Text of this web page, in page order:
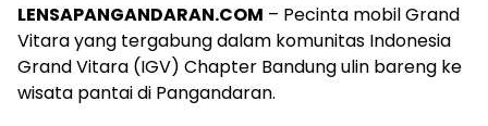
LENSAPANGANDARAN.COM – Pecinta mobil Grand
Vitara yang tergabung dalam komunitas Indonesia
Grand Vitara (IGV) Chapter Bandung ulin bareng ke
wisata pantai di Pangandaran.